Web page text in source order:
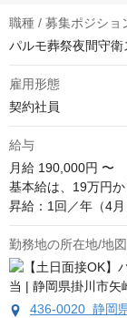
職種 / 募集ポジショ
パルモ葬祭夜間守衛
雇用形態
契約社員
給与
月給 190,000円 〜
基本給は、19万円
昇給：1回／年（4
勤務地の所在地/地図
436-0020 静岡